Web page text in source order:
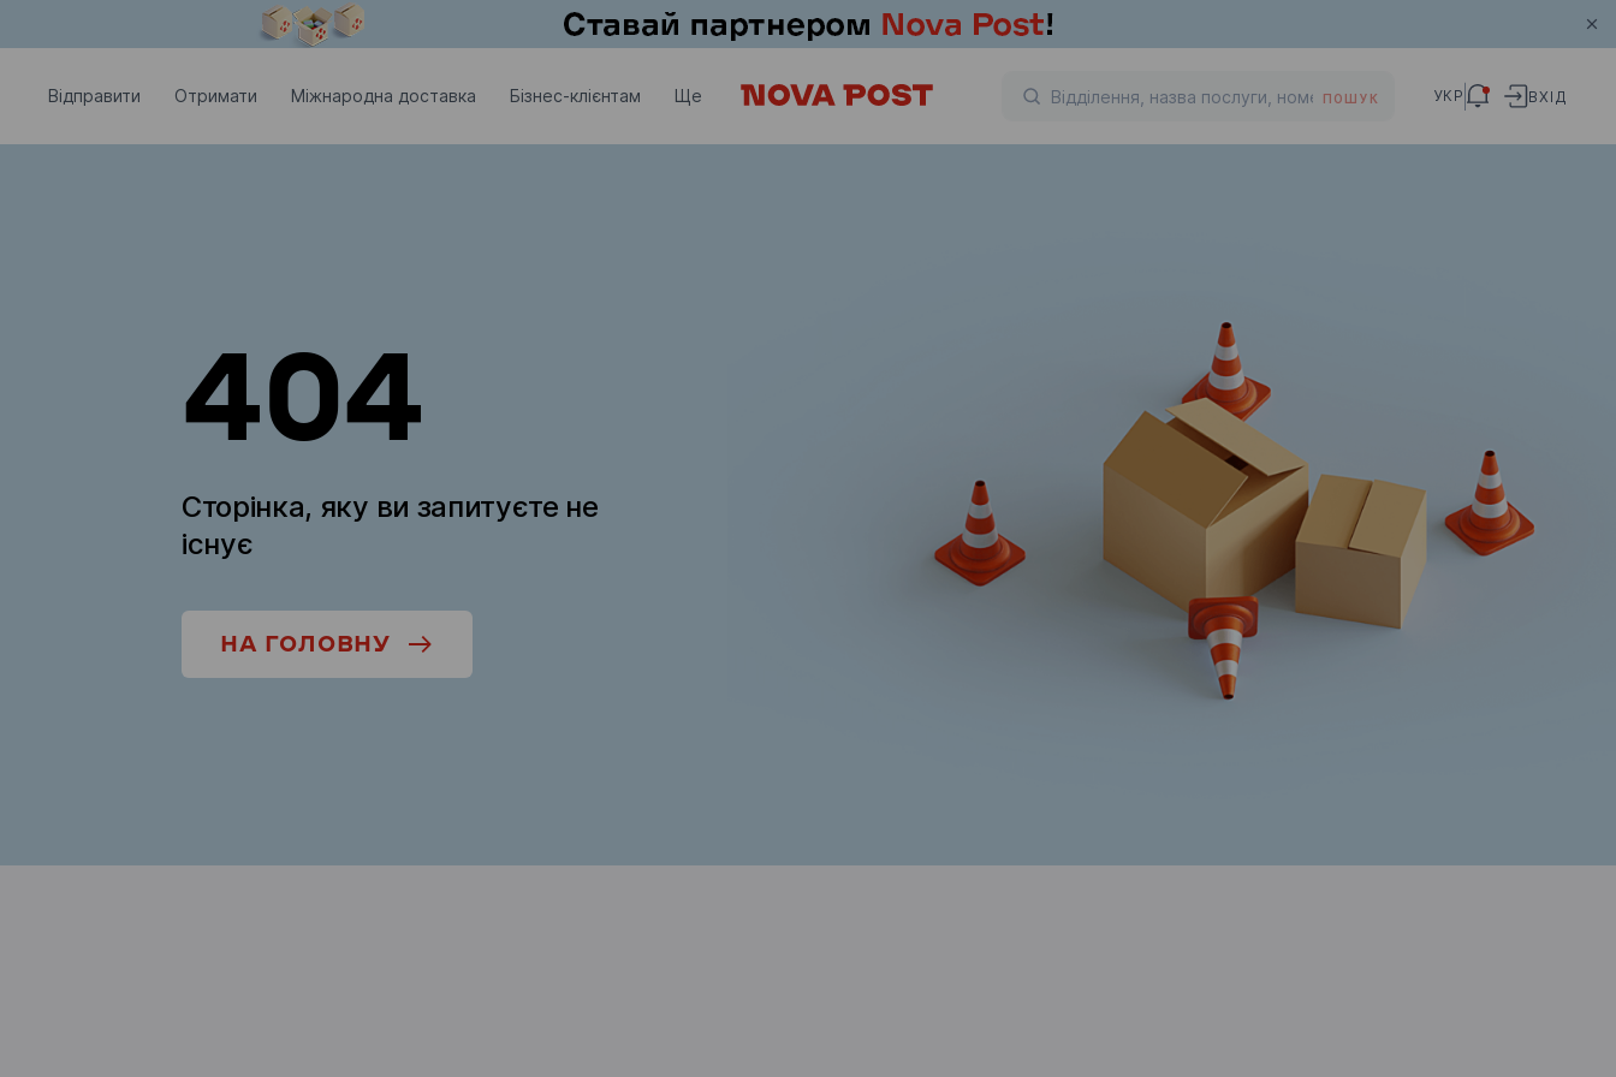
Відправити Отримати Міжнародна доставка Бізнес-клієнтам Ще ПОШУК УКР ВХІД
404
Сторінка, яку ви запитуєте не
існує
НА ГОЛОВНУ